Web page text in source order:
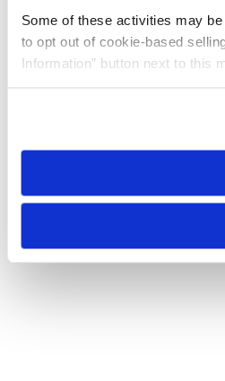
Some of these activities may be
to opt out of cookie-based
Information” button next to this
need to be set again.